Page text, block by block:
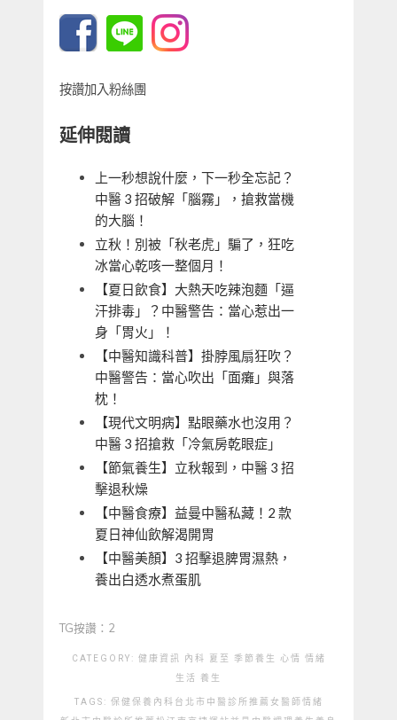
按讚加入粉絲團
延伸閱讀
上一秒想說什麼，下一秒全忘記？
中醫 3 招破解「腦霧」，搶救當機
的大腦！
立秋！別被「秋老虎」騙了，狂吃
冰當心乾咳一整個月！
【夏日飲食】大熱天吃辣泡麵「逼
汗排毒」？中醫警告：當心惹出一
身「胃火」！
【中醫知識科普】掛脖風扇狂吹？
中醫警告：當心吹出「面癱」與落
枕！
【現代文明病】點眼藥水也沒用？
中醫 3 招搶救「冷氣房乾眼症」
【節氣養生】立秋報到，中醫 3 招
擊退秋燥
【中醫食療】益曼中醫私藏！2 款
夏日神仙飲解渴開胃
【中醫美顏】3 招擊退脾胃濕熱，
養出白透水煮蛋肌
TG按讚：2
CATEGORY: 健康資訊 內科 夏至 季節養生 心情
情緒
生活
養生
TAGS: 保健保養 內科 台北市中醫診所推薦 女醫師 情緒